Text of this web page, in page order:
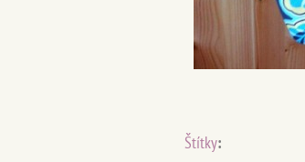
Štítky: